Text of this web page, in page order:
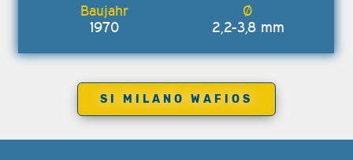
1970 2,2-3,8 mm
SI MILANO WAFIOS